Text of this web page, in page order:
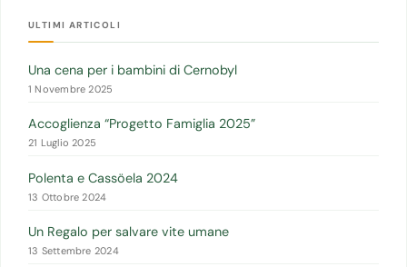
ULTIMI ARTICOLI
Una cena per i bambini di Cernobyl
1 Novembre 2025
Accoglienza “Progetto Famiglia 2025”
21 Luglio 2025
Polenta e Cassöela 2024
13 Ottobre 2024
Un Regalo per salvare vite umane
13 Settembre 2024